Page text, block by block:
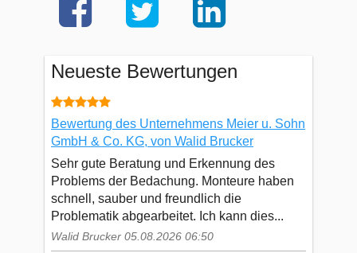
Neueste Bewertungen
Bewertung des Unternehmens Meier u. Sohn
GmbH & Co. KG, von Walid Brucker
Sehr gute Beratung und Erkennung des
Problems der Bedachung. Monteure haben
schnell, sauber und freundlich die
Problematik abgearbeitet. Ich kann dies...
Walid Brucker 05.08.2026 06:50